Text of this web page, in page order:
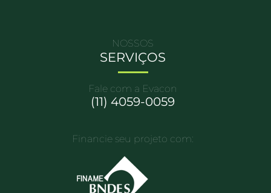
NOSSOS
SERVIÇOS
Fale com a Evacon
(11) 4059-0059
Financie seu projeto com: